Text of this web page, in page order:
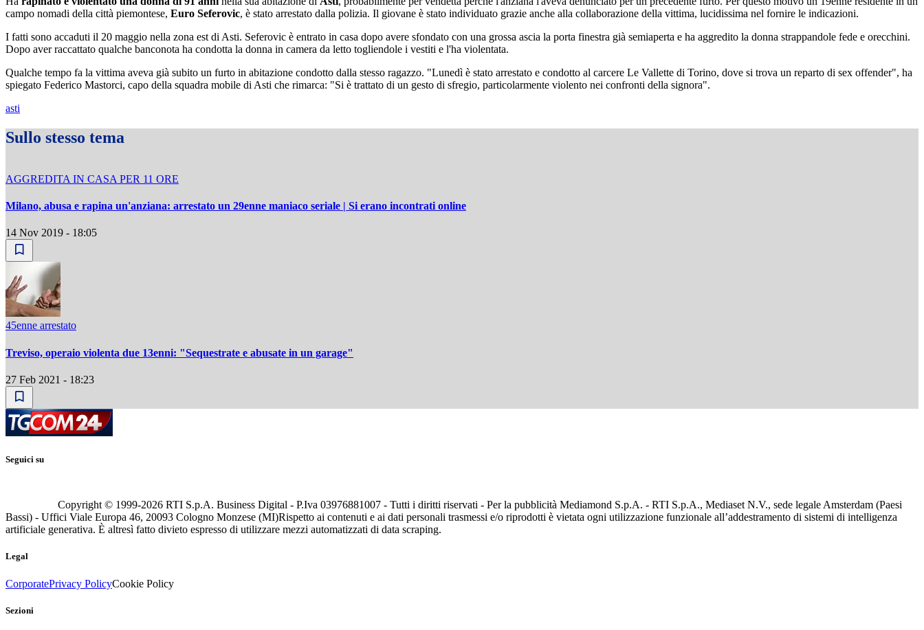
campo nomadi della città piemontese, Euro Seferovic, è stato arrestato dalla polizia. Il giovane è stato individuato grazie anche alla collaborazione della vittima, lucidissima nel fornire le indicazioni.
I fatti sono accaduti il 20 maggio nella zona est di Asti. Seferovic è entrato in casa dopo avere sfondato con una grossa ascia la porta finestra già semiaperta e ha aggredito la donna strappandole fede e orecchini.
Dopo aver raccattato qualche banconota ha condotta la donna in camera da letto togliendole i vestiti e l'ha violentata.
Qualche tempo fa la vittima aveva già subito un furto in abitazione condotto dalla stesso ragazzo. "Lunedì è stato arrestato e condotto al carcere Le Vallette di Torino, dove si trova un reparto di sex offender", ha
spiegato Federico Mastorci, capo della squadra mobile di Asti che rimarca: "Si è trattato di un gesto di sfregio, particolarmente violento nei confronti della signora".
asti
Sullo stesso tema
AGGREDITA IN CASA PER 11 ORE
Milano, abusa e rapina un'anziana: arrestato un 29enne maniaco seriale | Si erano incontrati online
14 Nov 2019 - 18:05
45enne arrestato
Treviso, operaio violenta due 13enni: "Sequestrate e abusate in un garage"
27 Feb 2021 - 18:23
Seguici su
Copyright © 1999-2026 RTI S.p.A. Business Digital - P.Iva 03976881007 - Tutti i diritti riservati - Per la pubblicità Mediamond S.p.A. - RTI S.p.A., Mediaset N.V., sede legale Amsterdam (Paesi
Bassi) - Uffici Viale Europa 46, 20093 Cologno Monzese (MI)Rispetto ai contenuti e ai dati personali trasmessi e/o riprodotti è vietata ogni utilizzazione funzionale all’addestramento di sistemi di intelligenza
artificiale generativa. È altresì fatto divieto espresso di utilizzare mezzi automatizzati di data scraping.
Legal
CorporatePrivacy PolicyCookie Policy
Sezioni